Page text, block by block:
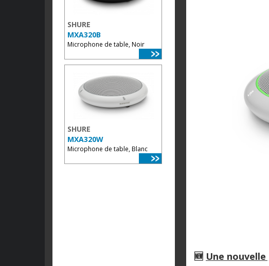
SHURE
MXA320B
Microphone de table, Noir
SHURE
MXA320W
Microphone de table, Blanc
🆕 Une